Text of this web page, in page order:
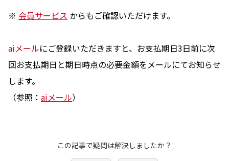
※ 会員サービス からもご確認いただけます。
aiメールにご登録いただきますと、お支払期日3日前に次
回お支払期日と期日時点の必要金額をメールにてお知らせ
します。
（参照： aiメール）
この記事で疑問は解決しましたか？